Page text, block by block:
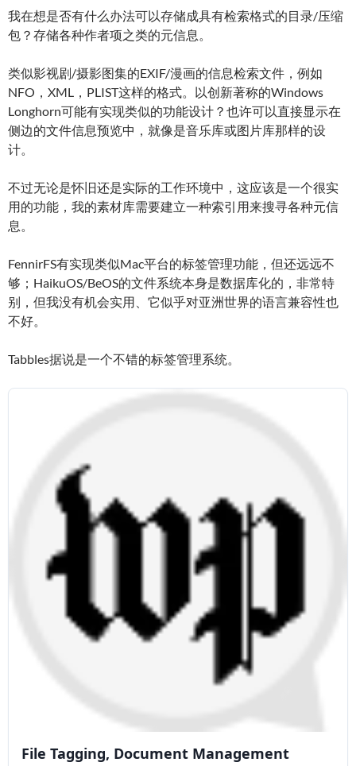
我在想是否有什么办法可以存储成具有检索格式的目录/压缩
包？存储各种作者项之类的元信息。
类似影视剧/摄影图集的EXIF/漫画的信息检索文件，例如
NFO，XML，PLIST这样的格式。以创新著称的Windows
Longhorn可能有实现类似的功能设计？也许可以直接显示在
侧边的文件信息预览中，就像是音乐库或图片库那样的设
计。
不过无论是怀旧还是实际的工作环境中，这应该是一个很实
用的功能，我的素材库需要建立一种索引用来搜寻各种元信
息。
FennirFS有实现类似Mac平台的标签管理功能，但还远远不
够；HaikuOS/BeOS的文件系统本身是数据库化的，非常特
别，但我没有机会实用、它似乎对亚洲世界的语言兼容性也
不好。
Tabbles据说是一个不错的标签管理系统。
File Tagging, Document Management